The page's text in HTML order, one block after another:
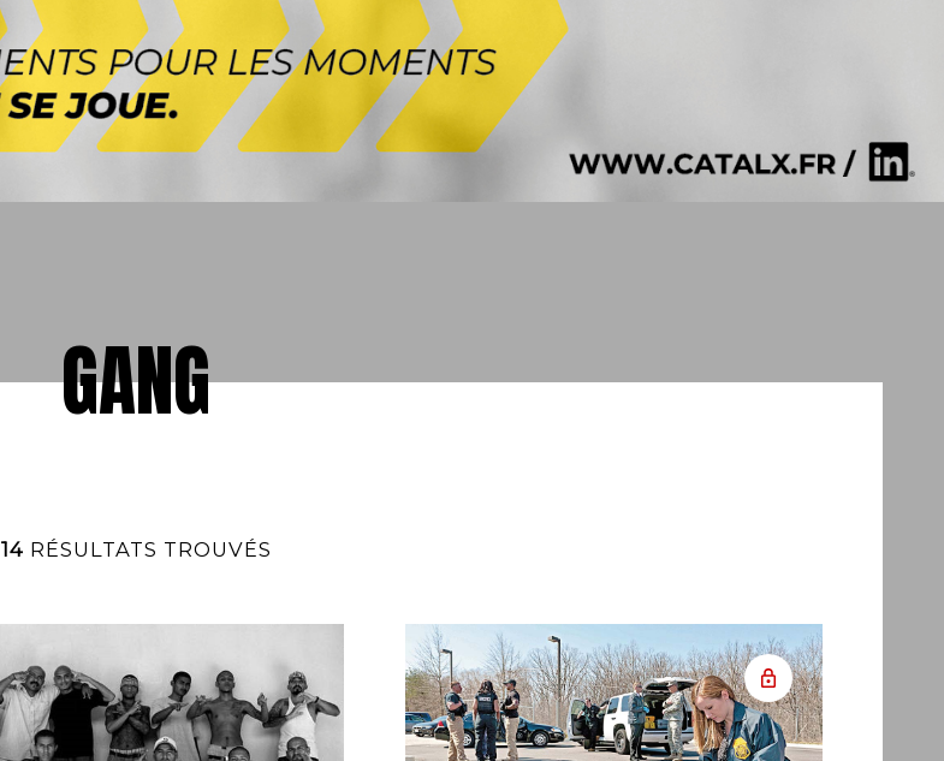
GANG
14 RÉSULTATS TROUVÉS